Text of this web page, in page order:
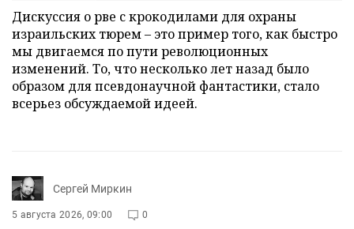
Дискуссия о рве с крокодилами для охраны
израильских тюрем – это пример того, как быстро
мы двигаемся по пути революционных
изменений. То, что несколько лет назад было
образом для псевдонаучной фантастики, стало
всерьез обсуждаемой идеей.
Сергей Миркин
5 августа 2026, 09:00 0